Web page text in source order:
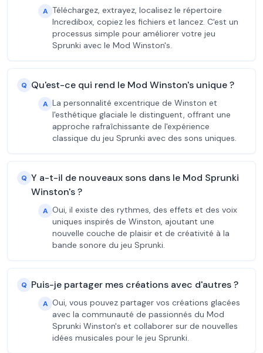
A Téléchargez, extrayez, localisez le répertoire
Incredibox, copiez les fichiers et lancez. C'est un
processus simple pour améliorer votre jeu
Sprunki avec le Mod Winston's.
Q Qu'est-ce qui rend le Mod Winston's unique ?
A La personnalité excentrique de Winston et
l'esthétique glaciale le distinguent, offrant une
approche rafraîchissante de l'expérience
classique du jeu Sprunki avec des sons uniques.
Q Y a-t-il de nouveaux sons dans le Mod Sprunki
Winston's ?
A Oui, il existe des rythmes, des effets et des voix
uniques inspirés de Winston, ajoutant une
nouvelle couche de plaisir et de créativité à la
bande sonore du jeu Sprunki.
Q Puis-je partager mes créations avec d'autres ?
A Oui, vous pouvez partager vos créations glacées
avec la communauté de passionnés du Mod
Sprunki Winston's et collaborer sur de nouvelles
idées musicales pour le jeu Sprunki.